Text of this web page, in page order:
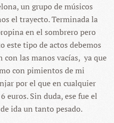
un grupo de músicos
el trayecto. Terminada la
en el sombrero pero
este tipo de actos debemos
con las manos vacías, ya que
con pimientos de mi
por el que en cualquier
euros. Sin duda, ese fue el
ida un tanto pesado.